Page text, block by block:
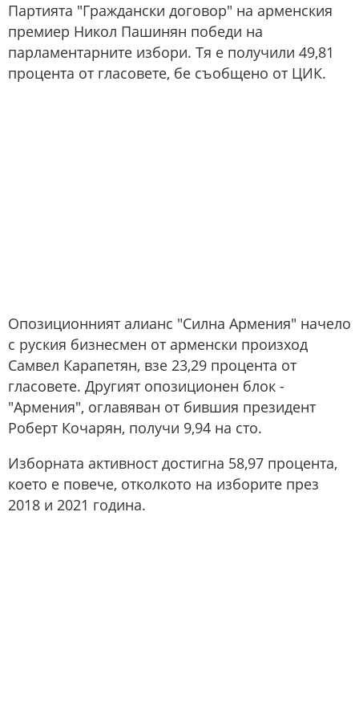
Партията "Граждански договор" на арменския
премиер Никол Пашинян победи на
парламентарните избори. Тя е получили 49,81
процента от гласовете, бе съобщено от ЦИК.
Опозиционният алианс "Силна Армения" начело
с руския бизнесмен от арменски произход
Самвел Карапетян, взе 23,29 процента от
гласовете. Другият опозиционен блок -
"Армения", оглавяван от бившия президент
Роберт Кочарян, получи 9,94 на сто.
Изборната активност достигна 58,97 процента,
което е повече, отколкото на изборите през
2018 и 2021 година.